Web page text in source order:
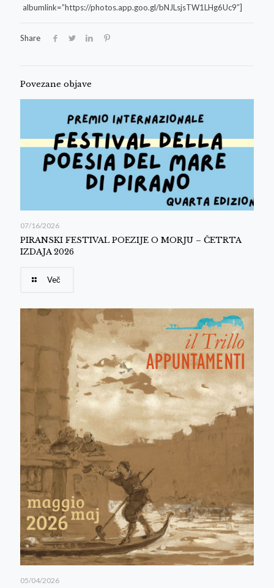
albumlink=”https://photos.app.goo.gl/bNJLsjsTW1LHg6Uc9″]
Share
Povezane objave
07/16/2026
PIRANSKI FESTIVAL POEZIJE O MORJU – ČETRTA
IZDAJA 2026
Več
05/04/2026